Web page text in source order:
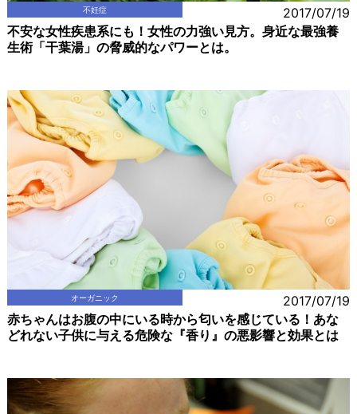
不妊症 2017/07/19
不安な女性疾患系にも！女性の力強い見方。身近な最強養
生術「干葉湯」の脅威的なパワーとは。
オーガニック 2017/07/19
赤ちゃんはお腹の中にいる時から匂いを感じている！あな
どれない子供に与える危険な『香り』の悪影響と効果とは